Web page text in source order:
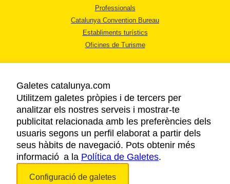
Professionals
Catalunya Convention Bureau
Establiments turístics
Oficines de Turisme
AVÍS LEGAL
POLÍTICA DE PRIVACITAT
COOKIES
ACCESSIBILITAT
Galetes catalunya.com
Utilitzem galetes pròpies i de tercers per
analitzar els nostres serveis i mostrar-te
publicitat relacionada amb les preferències dels
usuaris segons un perfil elaborat a partir dels
seus hàbits de navegació. Pots obtenir més
informació a la Política de Galetes.
Configuració de galetes